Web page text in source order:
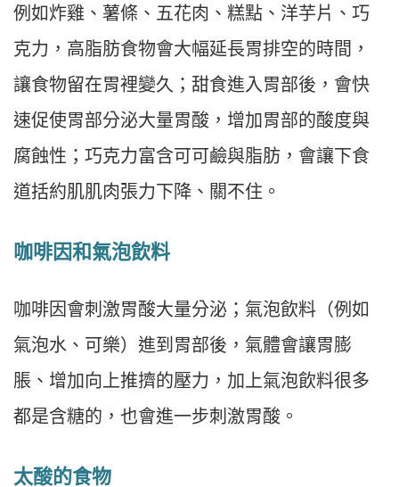
例如炸雞、薯條、五花肉、糕點、洋芋片、巧
克力，高脂肪食物會大幅延長胃排空的時間，
讓食物留在胃裡變久；甜食進入胃部後，會快
速促使胃部分泌大量胃酸，增加胃部的酸度與
腐蝕性；巧克力富含可可鹼與脂肪，會讓下食
道括約肌肌肉張力下降、關不住。
咖啡因和氣泡飲料
咖啡因會刺激胃酸大量分泌；氣泡飲料（例如
氣泡水、可樂）進到胃部後，氣體會讓胃膨
脹、增加向上推擠的壓力，加上氣泡飲料很多
都是含糖的，也會進一步刺激胃酸。
太酸的食物